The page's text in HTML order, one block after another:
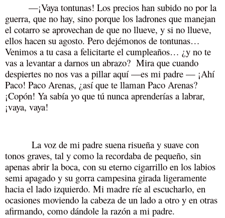
—¡Vaya tontunas! Los precios han subido no por la
guerra, que no hay, sino porque los ladrones que manejan
el cotarro se aprovechan de que no llueve, y si no llueve,
ellos hacen su agosto. Pero dejémonos de tontunas…
Venimos a tu casa a felicitarte el cumpleaños… ¿y no te
vas a levantar a darnos un abrazo? Mira que cuando
despiertes no nos vas a pillar aquí —es mi padre — ¡Ahí
Paco! Paco Arenas, ¿así que te llaman Paco Arenas?
¡Copón! Ya sabía yo que tú nunca aprenderías a labrar,
¡vaya, vaya!
La voz de mi padre suena risueña y suave con
tonos graves, tal y como la recordaba de pequeño, sin
apenas abrir la boca, con su eterno cigarrillo en los labios
semi apagado y su gorra campesina girada ligeramente
hacia el lado izquierdo. Mi madre ríe al escucharlo, en
ocasiones moviendo la cabeza de un lado a otro y en otras
afirmando, como dándole la razón a mi padre.